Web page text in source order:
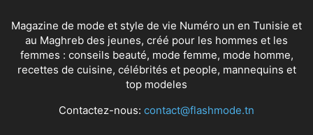
Magazine de mode et style de vie Numéro un en Tunisie et
au Maghreb des jeunes, créé pour les hommes et les
femmes : conseils beauté, mode femme, mode homme,
recettes de cuisine, célébrités et people, mannequins et
top modeles
Contactez-nous: contact@flashmode.tn